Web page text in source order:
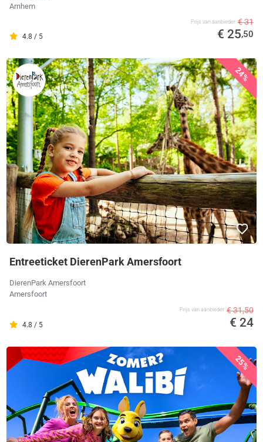
Arnhem
4.8 / 5
Prijs van aanbieder € 31
€ 25,50
24%
Entreeticket DierenPark Amersfoort
DierenPark Amersfoort
Amersfoort
4.8 / 5
Prijs van aanbieder € 31,50
€ 24
25%